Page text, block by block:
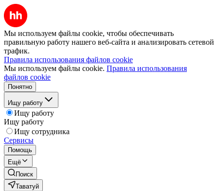
Мы используем файлы cookie, чтобы обеспечивать
правильную работу нашего веб-сайта и анализировать сетевой
трафик.
Правила использования файлов cookie
Мы используем файлы cookie. Правила использования
файлов cookie
Понятно
Ищу работу
Ищу работу
Ищу работу
Ищу сотрудника
Сервисы
Помощь
Ещё
Поиск
Таватуй